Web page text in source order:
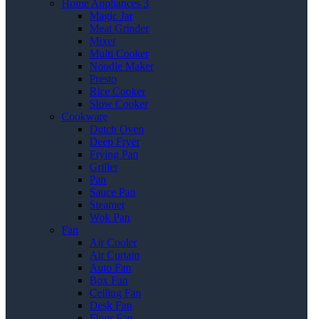
Home Appliances 3
Magic Jar
Meat Grinder
Mixer
Multi Cooker
Noodle Maker
Presto
Rice Cooker
Slow Cooker
Cookware
Dutch Oven
Deep Fryer
Frying Pan
Griller
Pan
Sauce Pan
Steamer
Wok Pan
Fan
Air Cooler
Air Curtain
Auto Fan
Box Fan
Ceiling Fan
Desk Fan